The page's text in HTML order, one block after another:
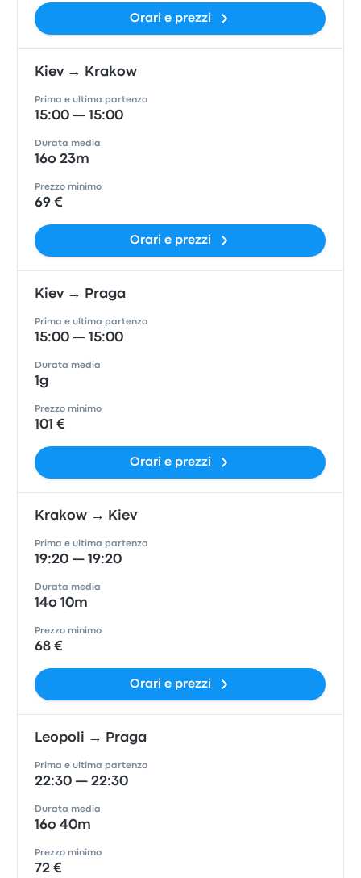
Orari e prezzi
Kiev → Krakow
Prima e ultima partenza
15:00 — 15:00
Durata media
16o 23m
Prezzo minimo
69 €
Orari e prezzi
Kiev → Praga
Prima e ultima partenza
15:00 — 15:00
Durata media
1g
Prezzo minimo
101 €
Orari e prezzi
Krakow → Kiev
Prima e ultima partenza
19:20 — 19:20
Durata media
14o 10m
Prezzo minimo
68 €
Orari e prezzi
Leopoli → Praga
Prima e ultima partenza
22:30 — 22:30
Durata media
16o 40m
Prezzo minimo
72 €